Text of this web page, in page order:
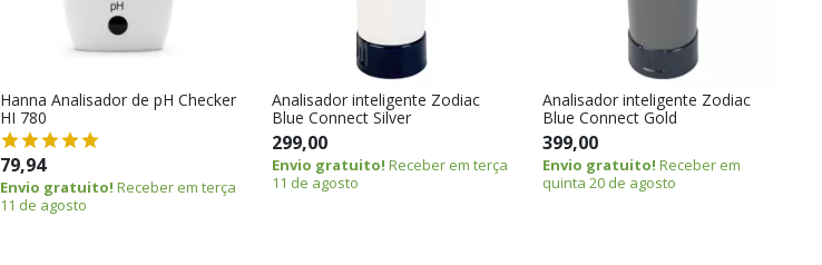
Hanna Analisador de pH Checker
HI 780
79,94
Envio gratuito! Receber em terça
11 de agosto
Analisador inteligente Zodiac
Blue Connect Silver
299,00
Envio gratuito! Receber em terça
11 de agosto
Analisador inteligente Zodiac
Blue Connect Gold
399,00
Envio gratuito! Receber em
quinta 20 de agosto